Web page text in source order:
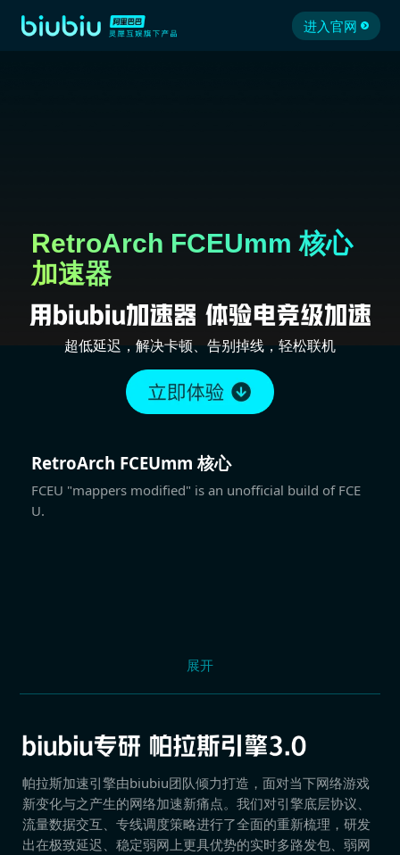
进入官网
RetroArch FCEUmm 核心
加速器
超低延迟，解决卡顿、告别掉线，轻松联机
RetroArch FCEUmm 核心
FCEU "mappers modified" is an unofficial build of FCE
U.
展开
帕拉斯加速引擎由biubiu团队倾力打造，面对当下网络游戏
新变化与之产生的网络加速新痛点。我们对引擎底层协议、
流量数据交互、专线调度策略进行了全面的重新梳理，研发
出在极致延迟、稳定弱网上更具优势的实时多路发包、弱网